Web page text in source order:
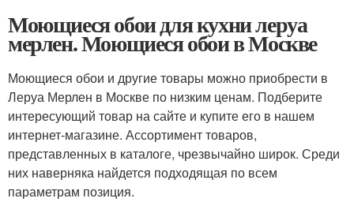
Моющиеся обои для кухни леруа
мерлен. Моющиеся обои в Москве
Моющиеся обои и другие товары можно приобрести в
Леруа Мерлен в Москве по низким ценам. Подберите
интересующий товар на сайте и купите его в нашем
интернет-магазине. Ассортимент товаров,
представленных в каталоге, чрезвычайно широк. Среди
них наверняка найдется подходящая по всем
параметрам позиция.